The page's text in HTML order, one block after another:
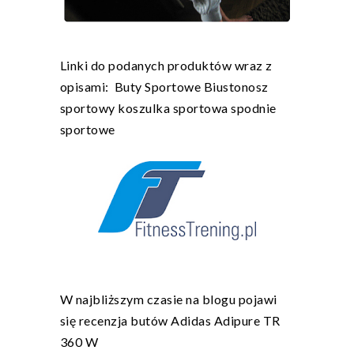
Linki do podanych produktów wraz z
opisami: Buty Sportowe Biustonosz
sportowy koszulka sportowa spodnie
sportowe
W najbliższym czasie na blogu pojawi
się recenzja butów Adidas Adipure TR
360 W